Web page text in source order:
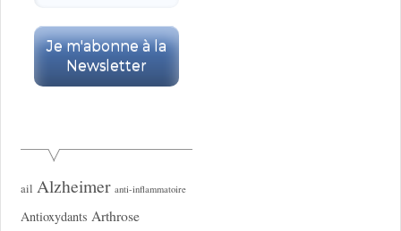
ail Alzheimer anti-inflammatoire
Antioxydants Arthrose